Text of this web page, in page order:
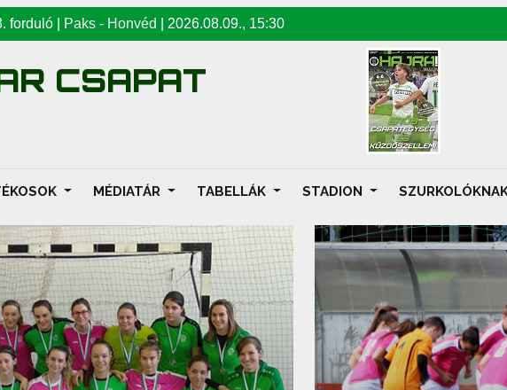
forduló | Paks - Honvéd 2026.08.09., 15:30
CSAPAT
MÉDIATÁR TABELLÁK STADION